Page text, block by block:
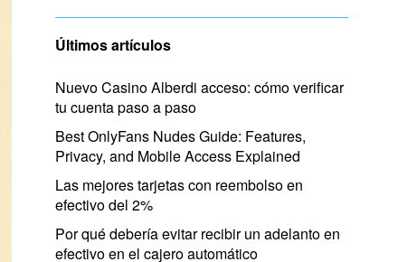
Últimos artículos
Nuevo Casino Alberdi acceso: cómo verificar
tu cuenta paso a paso
Best OnlyFans Nudes Guide: Features,
Privacy, and Mobile Access Explained
Las mejores tarjetas con reembolso en
efectivo del 2%
Por qué debería evitar recibir un adelanto en
efectivo en el cajero automático